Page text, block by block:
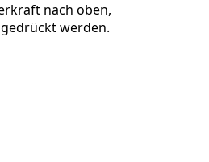
nach oben,
werden.